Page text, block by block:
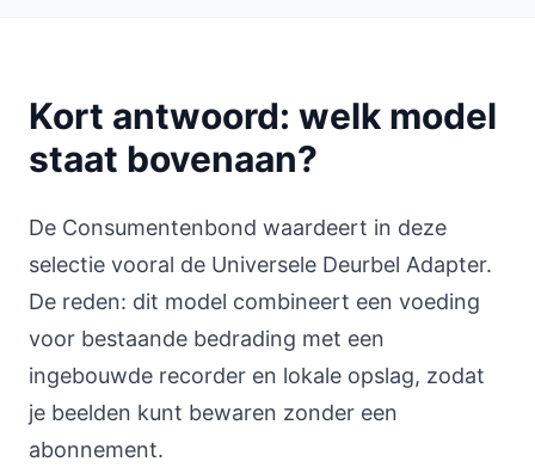
Kort antwoord: welk model
staat bovenaan?
De Consumentenbond waardeert in deze
selectie vooral de Universele Deurbel Adapter.
De reden: dit model combineert een voeding
voor bestaande bedrading met een
ingebouwde recorder en lokale opslag, zodat
je beelden kunt bewaren zonder een
abonnement.